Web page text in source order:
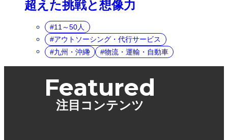
超えた挑戦と想像力
11～50人
アウトソーシング・代行サービス
九州・沖縄
物流・運輸・自動車
Featured
注目コンテンツ